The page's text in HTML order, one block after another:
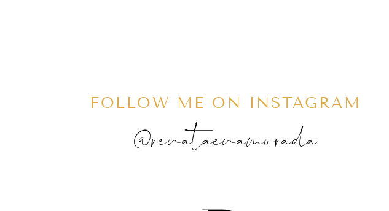
FOLLOW ME ON INSTAGRAM
@renataenamorada